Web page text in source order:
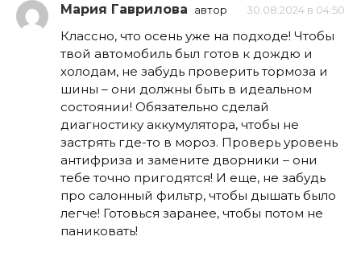
Мария Гаврилова автор 30.08.2024 в 04:50
Классно, что осень уже на подходе! Чтобы
твой автомобиль был готов к дождю и
холодам, не забудь проверить тормоза и
шины – они должны быть в идеальном
состоянии! Обязательно сделай
диагностику аккумулятора, чтобы не
застрять где-то в мороз. Проверь уровень
антифриза и замените дворники – они
тебе точно пригодятся! И еще, не забудь
про салонный фильтр, чтобы дышать было
легче! Готовься заранее, чтобы потом не
паниковать!